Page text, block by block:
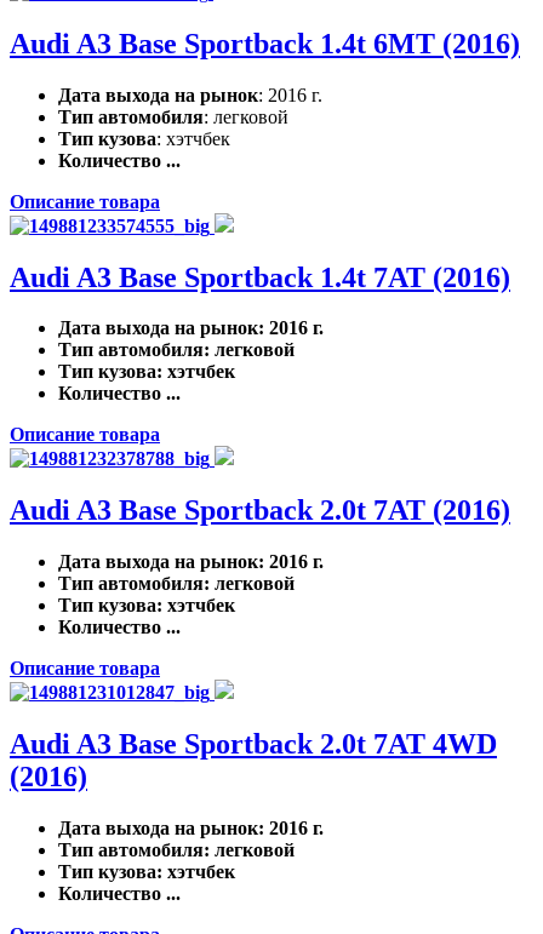
Audi A3 Base Sportback 1.4t 6MT (2016)
Дата выхода на рынок: 2016 г.
Тип автомобиля: легковой
Тип кузова: хэтчбек
Количество ...
Описание товара
Audi A3 Base Sportback 1.4t 7AT (2016)
Дата выхода на рынок: 2016 г.
Тип автомобиля: легковой
Тип кузова: хэтчбек
Количество ...
Описание товара
Audi A3 Base Sportback 2.0t 7AT (2016)
Дата выхода на рынок: 2016 г.
Тип автомобиля: легковой
Тип кузова: хэтчбек
Количество ...
Описание товара
Audi A3 Base Sportback 2.0t 7AT 4WD
(2016)
Дата выхода на рынок: 2016 г.
Тип автомобиля: легковой
Тип кузова: хэтчбек
Количество ...